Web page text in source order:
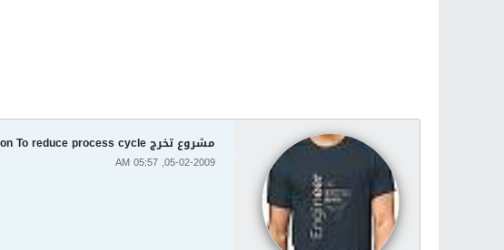
مشروع تخرج Welding Machine Control Modification To reduce process cycle
05-02-2009, 05:57 AM